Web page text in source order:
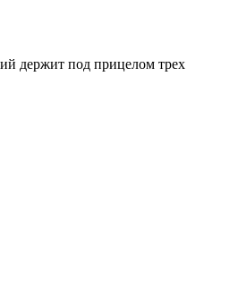
держит под прицелом трех